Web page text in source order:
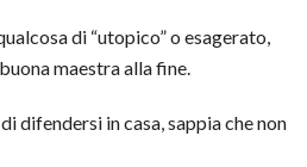
di “utopico” o esagerato,
maestra alla fine.
difendersi in casa, sappia che non